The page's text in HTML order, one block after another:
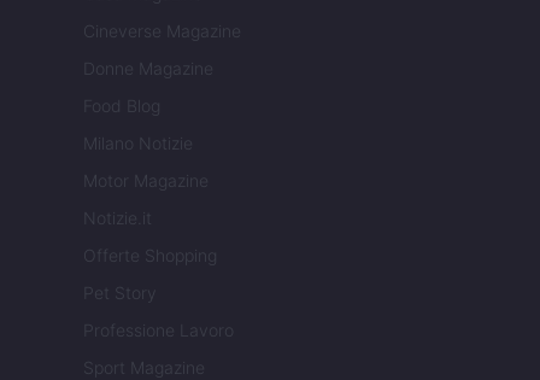
Cineverse Magazine
Donne Magazine
Food Blog
Milano Notizie
Motor Magazine
Notizie.it
Offerte Shopping
Pet Story
Professione Lavoro
Sport Magazine